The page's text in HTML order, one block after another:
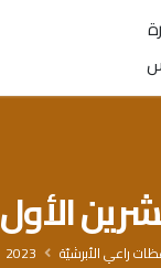
الأول
راعي الأبرشيّة 2023